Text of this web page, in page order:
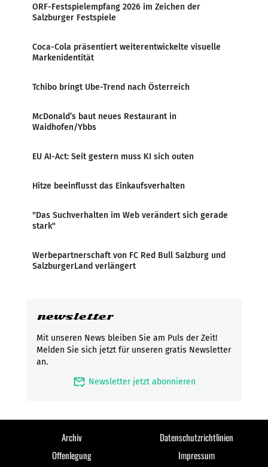
ORF-Festspielempfang 2026 im Zeichen der
Salzburger Festspiele
Coca-Cola präsentiert weiterentwickelte visuelle
Markenidentität
Tchibo bringt Ube-Trend nach Österreich
McDonald’s baut neues Restaurant in
Waidhofen/Ybbs
EU AI-Act: Seit gestern muss KI sich outen
Hitze beeinflusst das Einkaufsverhalten
"Das Suchverhalten im Web verändert sich gerade
stark"
Werbepartnerschaft von FC Red Bull Salzburg und
SalzburgerLand verlängert
newsletter
Mit unseren News bleiben Sie am Puls der Zeit!
Melden Sie sich jetzt für unseren gratis Newsletter
an.
mark_email_read Newsletter jetzt abonnieren
Archiv
Datenschutzrichtlinien
Offenlegung
Impressum